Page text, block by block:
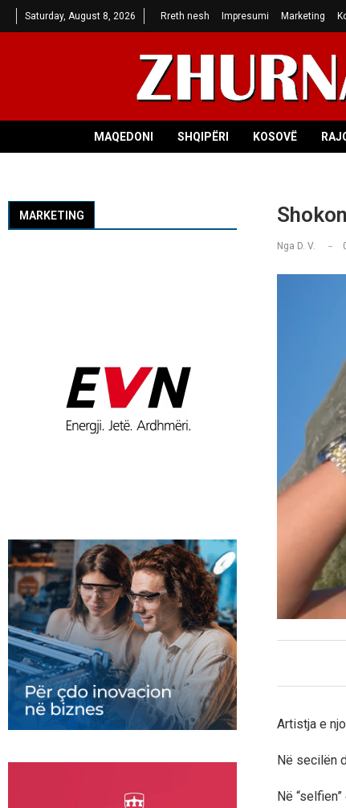
Saturday, August 8, 2026 Rreth nesh Impresumi Marketing
MAQEDONI SHQIPËRI KOSOVË
Nga D. V.
Artistja e
Në secilën
Në
MARKETING